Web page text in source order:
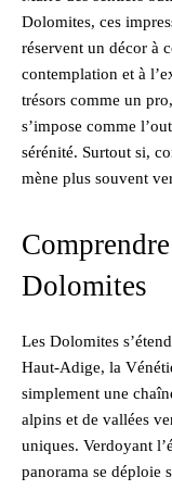
Dolomites, ces
réservent un décor à
contemplation et à
trésors comme un
s’impose comme
sérénité. Surtout si,
mène plus souvent
Dolomites
Les Dolomites
Haut-Adige, la
simplement une
alpins et de vallées
uniques. Verdoyant
panorama se déploie